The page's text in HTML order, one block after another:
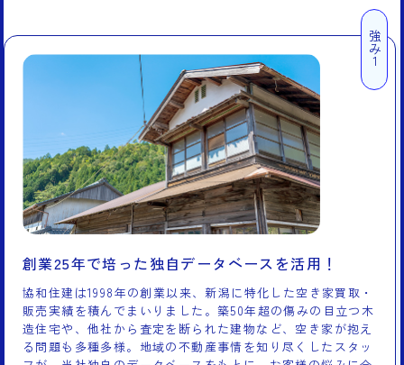
強み1
創業25年で培った独自データベースを活用！
協和住建は1998年の創業以来、新潟に特化した空き家買取・
販売実績を積んでまいりました。築50年超の傷みの目立つ木
造住宅や、他社から査定を断られた建物など、空き家が抱え
る問題も多種多様。地域の不動産事情を知り尽くしたスタッ